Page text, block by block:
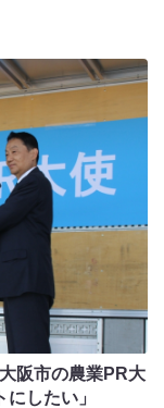
阪市の農業PR大
したい」